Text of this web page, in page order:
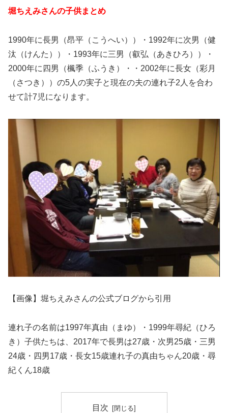
堀ちえみさんの子供まとめ
1990年に長男（昂平（こうへい））・1992年に次男（健
汰（けんた））・1993年に三男（叡弘（あきひろ））・
2000年に四男（楓季（ふうき）・・2002年に長女（彩月
（さつき））の5人の実子と現在の夫の連れ子2人を合わ
せて計7児になります。
【画像】堀ちえみさんの公式ブログから引用
連れ子の名前は1997年真由（まゆ）・1999年尋紀（ひろ
き）子供たちは、2017年で長男は27歳・次男25歳・三男
24歳・四男17歳・長女15歳連れ子の真由ちゃん20歳・尋
紀くん18歳
目次